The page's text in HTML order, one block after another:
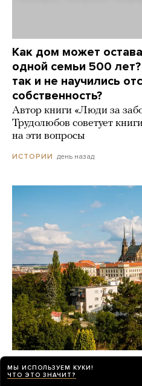
Как дом может
одной семьи 500
так и не научились
собственность?
Автор книги «Люди за
Трудолюбов советует
на эти вопросы
ИСТОРИИ день назад
Зачем абитуриенты из
стран едут учиться в
МЫ ИСПОЛЬЗУЕМ КУКИ!
ЧТО ЭТО ЗНАЧИТ?